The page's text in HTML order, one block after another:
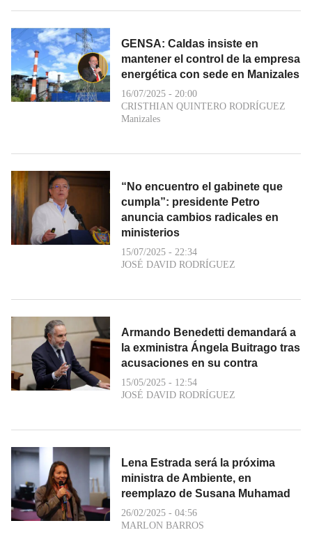
GENSA: Caldas insiste en
mantener el control de la empresa
energética con sede en Manizales
16/07/2025 - 20:00
CRISTHIAN QUINTERO RODRÍGUEZ
Manizales
“No encuentro el gabinete que
cumpla”: presidente Petro
anuncia cambios radicales en
ministerios
15/07/2025 - 22:34
JOSÉ DAVID RODRÍGUEZ
Armando Benedetti demandará a
la exministra Ángela Buitrago tras
acusaciones en su contra
15/05/2025 - 12:54
JOSÉ DAVID RODRÍGUEZ
Lena Estrada será la próxima
ministra de Ambiente, en
reemplazo de Susana Muhamad
26/02/2025 - 04:56
MARLON BARROS